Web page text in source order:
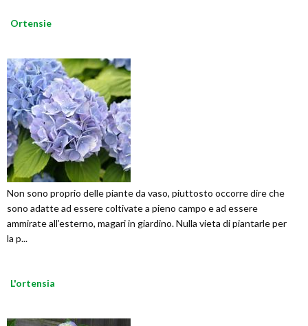
Ortensie
Non sono proprio delle piante da vaso, piuttosto occorre dire che
sono adatte ad essere coltivate a pieno campo e ad essere
ammirate all’esterno, magari in giardino. Nulla vieta di piantarle per
la p...
L'ortensia